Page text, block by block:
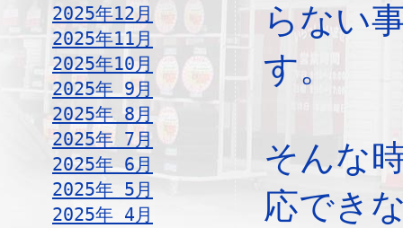
2025年12月
2025年11月
2025年10月
2025年 9月
2025年 8月
2025年 7月
2025年 6月
2025年 5月
2025年 4月
らない
す。
そんな
応でき